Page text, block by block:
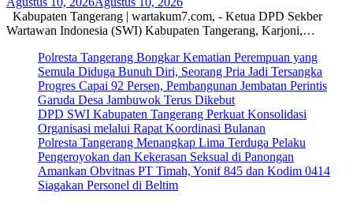
Kabupaten Tangerang | wartakum7.com, - Ketua DPD Sekber
Wartawan Indonesia (SWI) Kabupaten Tangerang, Karjoni,…
Polresta Tangerang Bongkar Kematian Perempuan yang
Semula Diduga Bunuh Diri, Seorang Pria Jadi Tersangka
Progres Capai 92 Persen, Pembangunan Jembatan Perintis
Garuda Desa Jambuwok Terus Dikebut
DPD SWI Kabupaten Tangerang Perkuat Konsolidasi
Organisasi melalui Rapat Koordinasi Bulanan
Polresta Tangerang Menangkap Lima Terduga Pelaku
Pengeroyokan dan Kekerasan Seksual di Panongan
Amankan Obvitnas PT Timah, Yonif 845 dan Kodim 0414
Siagakan Personel di Beltim